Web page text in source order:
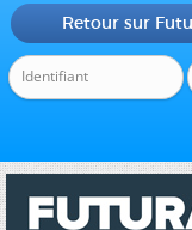
Retour sur